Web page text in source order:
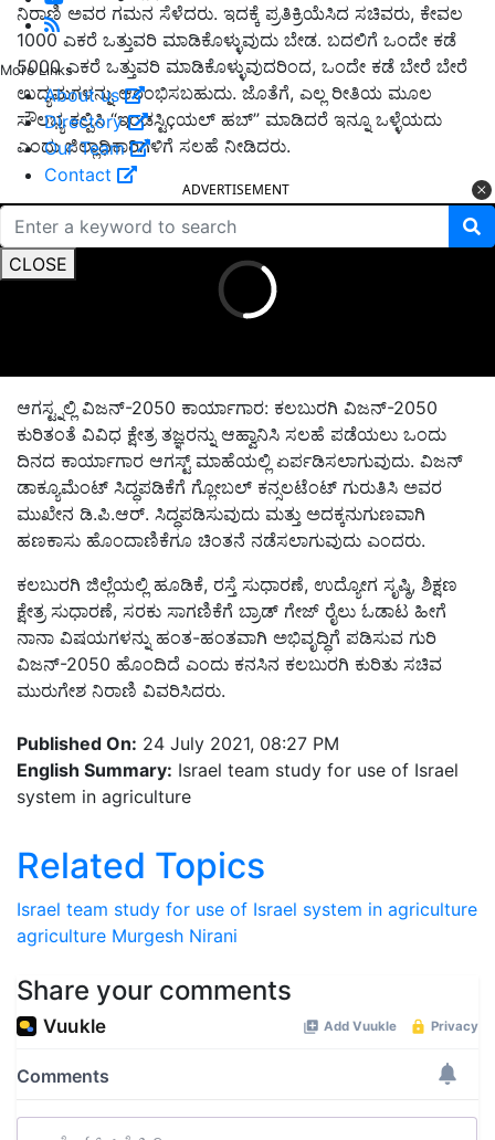
More Links
About us
Directory
Our Team
Contact
CLOSE
ನಿರಾಣಿ ಅವರ ಗಮನ ಸೆಳೆದರು. ಇದಕ್ಕೆ ಪ್ರತಿಕ್ರಿಯೆಸಿದ ಸಚಿವರು, ಕೇವಲ
1000 ಎಕರೆ ಒತ್ತುವರಿ ಮಾಡಿಕೊಳ್ಳುವುದು ಬೇಡ. ಬದಲಿಗೆ ಒಂದೇ ಕಡೆ
5000 ಎಕರೆ ಒತ್ತುವರಿ ಮಾಡಿಕೊಳ್ಳುವುದರಿಂದ, ಒಂದೇ ಕಡೆ ಬೇರೆ ಬೇರೆ
ಉದ್ಯಮಗಳನ್ನು ಆರಂಭಿಸಬಹುದು. ಜೊತೆಗೆ, ಎಲ್ಲ ರೀತಿಯ ಮೂಲ
ಸೌಲಭ್ಯ ಕಲ್ಪಿಸಿ “ಇಂಡಸ್ಟಿçಯಲ್ ಹಬ್” ಮಾಡಿದರೆ ಇನ್ನೂ ಒಳ್ಳೆಯದು
ಎಂದು ಜಿಲ್ಲಾಧಿಕಾರಿಗಳಿಗೆ ಸಲಹೆ ನೀಡಿದರು.
ADVERTISEMENT
ಆಗಸ್ಟ್ನಲ್ಲಿ ವಿಜನ್-2050 ಕಾರ್ಯಾಗಾರ: ಕಲಬುರಗಿ ವಿಜನ್-2050
ಕುರಿತಂತೆ ವಿವಿಧ ಕ್ಷೇತ್ರ ತಜ್ಞರನ್ನು ಆಹ್ವಾನಿಸಿ ಸಲಹೆ ಪಡೆಯಲು ಒಂದು
ದಿನದ ಕಾರ್ಯಾಗಾರ ಆಗಸ್ಟ್ ಮಾಹೆಯಲ್ಲಿ ಏರ್ಪಡಿಸಲಾಗುವುದು. ವಿಜನ್
ಡಾಕ್ಯೂಮೆಂಟ್ ಸಿದ್ಧಪಡಿಕೆಗೆ ಗ್ಲೋಬಲ್ ಕನ್ಸಲಟೆಂಟ್ ಗುರುತಿಸಿ ಅವರ
ಮುಖೇನ ಡಿ.ಪಿ.ಆರ್. ಸಿದ್ಧಪಡಿಸುವುದು ಮತ್ತು ಅದಕ್ಕನುಗುಣವಾಗಿ
ಹಣಕಾಸು ಹೊಂದಾಣಿಕೆಗೂ ಚಿಂತನೆ ನಡೆಸಲಾಗುವುದು ಎಂದರು.
ಕಲಬುರಗಿ ಜಿಲ್ಲೆಯಲ್ಲಿ ಹೂಡಿಕೆ, ರಸ್ತೆ ಸುಧಾರಣೆ, ಉದ್ಯೋಗ ಸೃಷ್ಠಿ, ಶಿಕ್ಷಣ
ಕ್ಷೇತ್ರ ಸುಧಾರಣೆ, ಸರಕು ಸಾಗಣಿಕೆಗೆ ಬ್ರಾಡ್ ಗೇಜ್ ರೈಲು ಓಡಾಟ ಹೀಗೆ
ನಾನಾ ವಿಷಯಗಳನ್ನು ಹಂತ-ಹಂತವಾಗಿ ಅಭಿವೃದ್ಧಿಗೆ ಪಡಿಸುವ ಗುರಿ
ವಿಜನ್-2050 ಹೊಂದಿದೆ ಎಂದು ಕನಸಿನ ಕಲಬುರಗಿ ಕುರಿತು ಸಚಿವ
ಮುರುಗೇಶ ನಿರಾಣಿ ವಿವರಿಸಿದರು.
Published On: 24 July 2021, 08:27 PM
English Summary: Israel team study for use of Israel
system in agriculture
Related Topics
Israel team study for use of Israel system in agriculture
agriculture Murgesh Nirani
Share your comments